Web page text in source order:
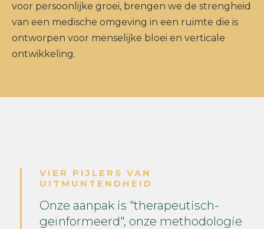
voor persoonlijke groei, brengen we de strengheid
van een medische omgeving in een ruimte die is
ontworpen voor menselijke bloei en verticale
ontwikkeling.
VIER PIJLERS VAN
UITMUNTENDHEID
Onze aanpak is "therapeutisch-
geïnformeerd", onze methodologie